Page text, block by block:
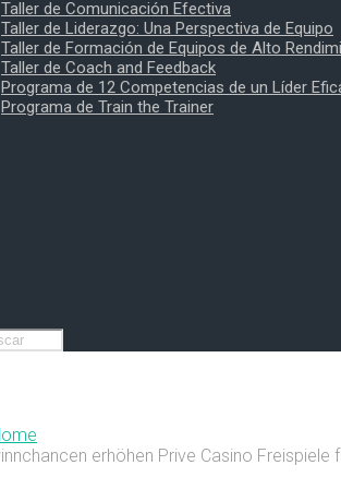
Taller de Comunicación Efectiva
Taller de Liderazgo: Una Perspectiva de Equipo
Taller de Formación de Equipos de Alto
Taller de Coach and Feedback
Programa de 12 Competencias de un Líder
Programa de Train the Trainer
erhöhen Prive Casino Freispiele